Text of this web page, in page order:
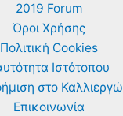
2019 Forum
Όροι Χρήσης
Πολιτική Cookies
Ιστότοπου
στο Καλλιεργώ
Επικοινωνία